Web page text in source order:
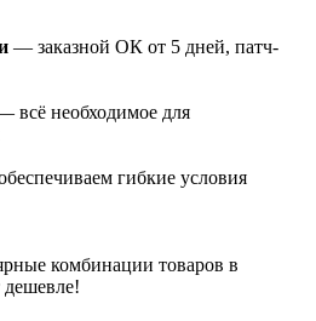
— заказной ОК от 5 дней, патч-
всё необходимое для
гибкие условия
комбинации товаров в
дешевле!